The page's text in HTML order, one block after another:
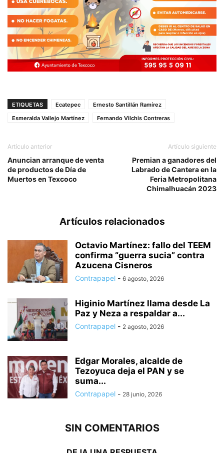
ETIQUETAS Ecatepec
Ernesto Santillán Ramírez
Esmeralda Vallejo Martínez
Fernando Vilchis Contreras
Artículo anterior
Anuncian arranque de venta
de productos de Día de
Muertos en Texcoco
Artículo siguiente
Premian a ganadores del
Labrado de Cantera en la
Feria Metropolitana
Chimalhuacán 2023
Artículos relacionados
Octavio Martínez: fallo del TEEM
confirma “guerra sucia” contra
Azucena Cisneros
Contrapapel - 6 agosto, 2026
Higinio Martínez llama desde La
Paz y Neza a respaldar a...
Contrapapel - 2 agosto, 2026
Edgar Morales, alcalde de
Tezoyuca deja el PAN y se
suma...
Contrapapel - 28 junio, 2026
SIN COMENTARIOS